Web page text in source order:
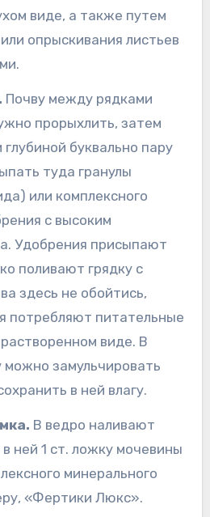
виде, а также путем
опрыскивания листьев
Почву между рядками
прорыхлить, затем
буквально пару
туда гранулы
или комплексного
с высоким
Удобрения присыпают
поливают грядку с
здесь не обойтись,
потребляют питательные
виде. В
можно замульчировать
в ней влагу.
В ведро наливают
ней 1 ст. ложку мочевины
минерального
«Фертики Люкс».